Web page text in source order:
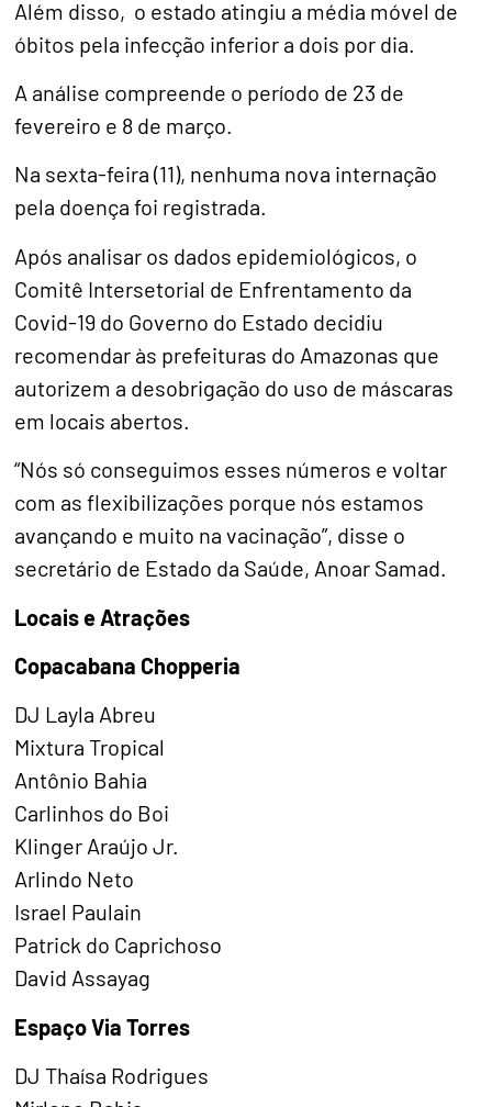
Além disso, o estado atingiu a média móvel de
óbitos pela infecção inferior a dois por dia.
A análise compreende o período de 23 de
fevereiro e 8 de março.
Na sexta-feira (11), nenhuma nova internação
pela doença foi registrada.
Após analisar os dados epidemiológicos, o
Comitê Intersetorial de Enfrentamento da
Covid-19 do Governo do Estado decidiu
recomendar às prefeituras do Amazonas que
autorizem a desobrigação do uso de máscaras
em locais abertos.
“Nós só conseguimos esses números e voltar
com as flexibilizações porque nós estamos
avançando e muito na vacinação”, disse o
secretário de Estado da Saúde, Anoar Samad.
Locais e Atrações
Copacabana Chopperia
DJ Layla Abreu
Mixtura Tropical
Antônio Bahia
Carlinhos do Boi
Klinger Araújo Jr.
Arlindo Neto
Israel Paulain
Patrick do Caprichoso
David Assayag
Espaço Via Torres
DJ Thaísa Rodrigues